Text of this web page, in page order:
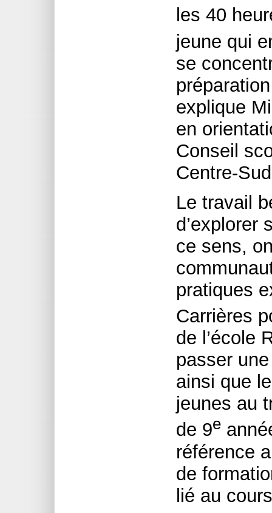
les 40
jeune qui
se
explique
en
Conseil
Centre-
Le travail
d’explorer
ce sens,
pratiques
Carrières
de l’école
passer
ainsi que
jeunes au
de 9e
référence
de
lié au